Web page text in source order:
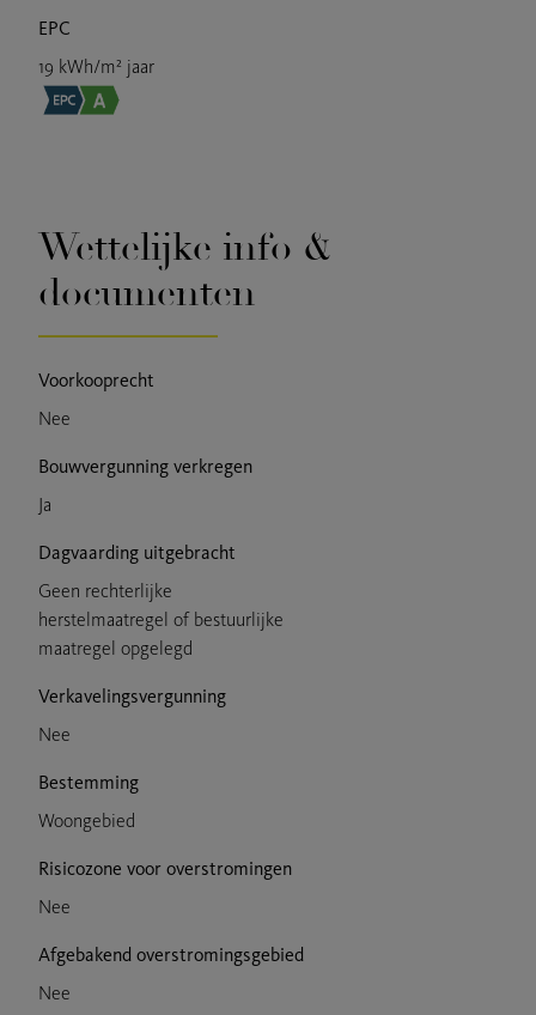
EPC
19 kWh/m² jaar
Wettelijke info &
documenten
Voorkooprecht
Nee
Bouwvergunning verkregen
Ja
Dagvaarding uitgebracht
Geen rechterlijke
herstelmaatregel of bestuurlijke
maatregel opgelegd
Verkavelingsvergunning
Nee
Bestemming
Woongebied
Risicozone voor overstromingen
Nee
Afgebakend overstromingsgebied
Nee